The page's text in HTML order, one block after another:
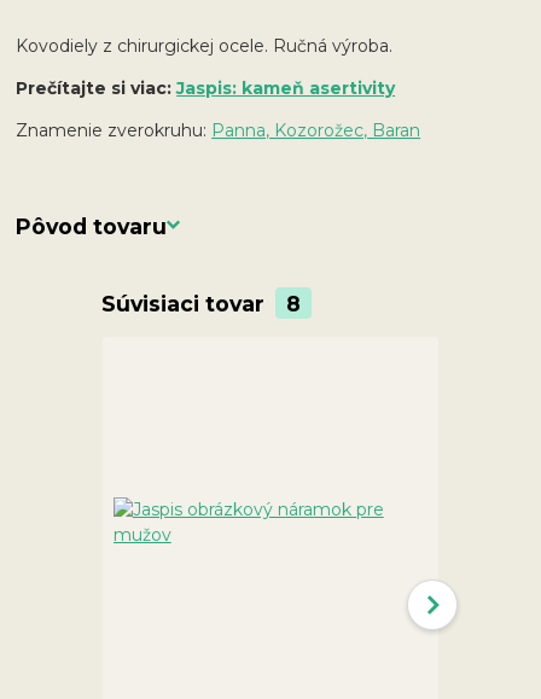
Kovodiely z chirurgickej ocele. Ručná výroba.
Prečítajte si viac:Jaspis: kameň asertivity
Znamenie zverokruhu: Panna, Kozorožec, Baran
Pôvod tovaru
Súvisiaci tovar 8